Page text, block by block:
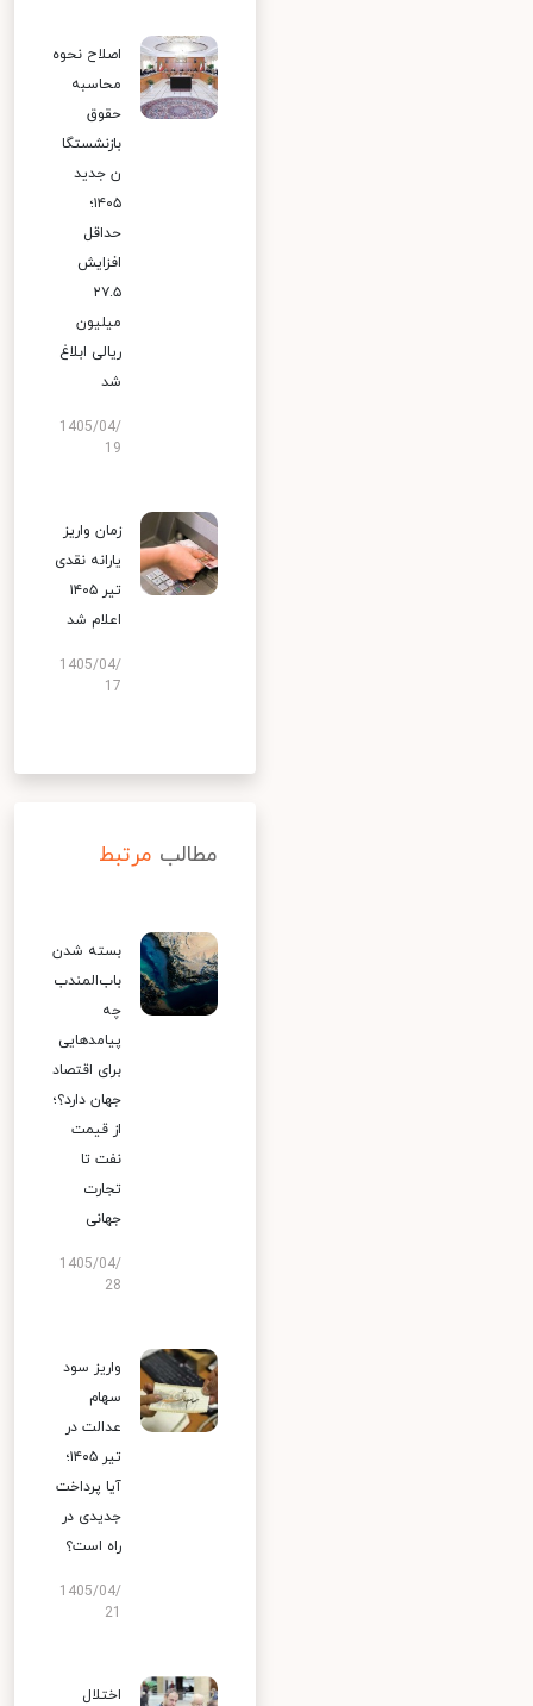
اصلاح نحوه
محاسبه
حقوق
بازنشستگا
ن جدید
۱۴۰۵؛
حداقل
افزایش
۲۷.۵
میلیون
ریالی ابلاغ
شد
1405/04/
19
زمان واریز
یارانه نقدی
تیر ۱۴۰۵
اعلام شد
1405/04/
17
مطالب مرتبط
بسته شدن
باب‌المندب
چه
پیامدهایی
برای اقتصاد
جهان دارد؟؛
از قیمت
نفت تا
تجارت
جهانی
1405/04/
28
واریز سود
سهام
عدالت در
تیر ۱۴۰۵؛
آیا پرداخت
جدیدی در
راه است؟
1405/04/
اختلال